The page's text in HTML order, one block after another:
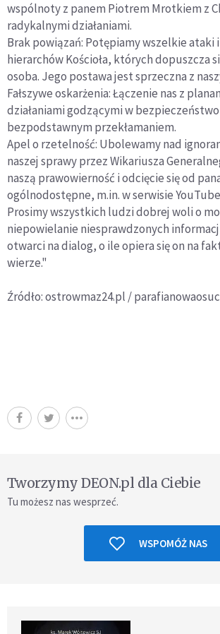
wspólnoty z panem Piotrem Mrotkiem z
radykalnymi działaniami.
Brak powiązań: Potępiamy wszelkie ataki
hierarchów Kościoła, których dopuszcza
osoba. Jego postawa jest sprzeczna z
Fałszywe oskarżenia: Łączenie nas z
działaniami godzącymi w
bezpodstawnym przekłamaniem.
Apel o rzetelność: Ubolewamy nad
naszej sprawy przez Wikariusza
naszą prawowierność i odcięcie się od
ogólnodostępne, m.in. w serwisie
Prosimy wszystkich ludzi dobrej woli o
niepowielanie niesprawdzonych
otwarci na dialog, o ile opiera się on na
wierze."
Źródło: ostrowmaz24.pl /
Tworzymy DEON.pl dla Ciebie
Tu możesz nas wesprzeć.
WSPOMÓŻ NAS